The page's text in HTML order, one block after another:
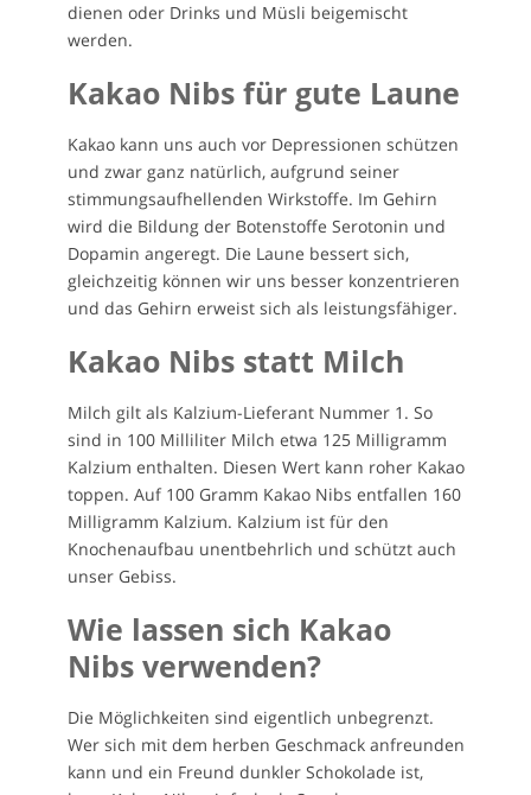
dienen oder Drinks und Müsli beigemischt
werden.
Kakao Nibs für gute Laune
Kakao kann uns auch vor Depressionen schützen
und zwar ganz natürlich, aufgrund seiner
stimmungsaufhellenden Wirkstoffe. Im Gehirn
wird die Bildung der Botenstoffe Serotonin und
Dopamin angeregt. Die Laune bessert sich,
gleichzeitig können wir uns besser konzentrieren
und das Gehirn erweist sich als leistungsfähiger.
Kakao Nibs statt Milch
Milch gilt als Kalzium-Lieferant Nummer 1. So
sind in 100 Milliliter Milch etwa 125 Milligramm
Kalzium enthalten. Diesen Wert kann roher Kakao
toppen. Auf 100 Gramm Kakao Nibs entfallen 160
Milligramm Kalzium. Kalzium ist für den
Knochenaufbau unentbehrlich und schützt auch
unser Gebiss.
Wie lassen sich Kakao
Nibs verwenden?
Die Möglichkeiten sind eigentlich unbegrenzt.
Wer sich mit dem herben Geschmack anfreunden
kann und ein Freund dunkler Schokolade ist,